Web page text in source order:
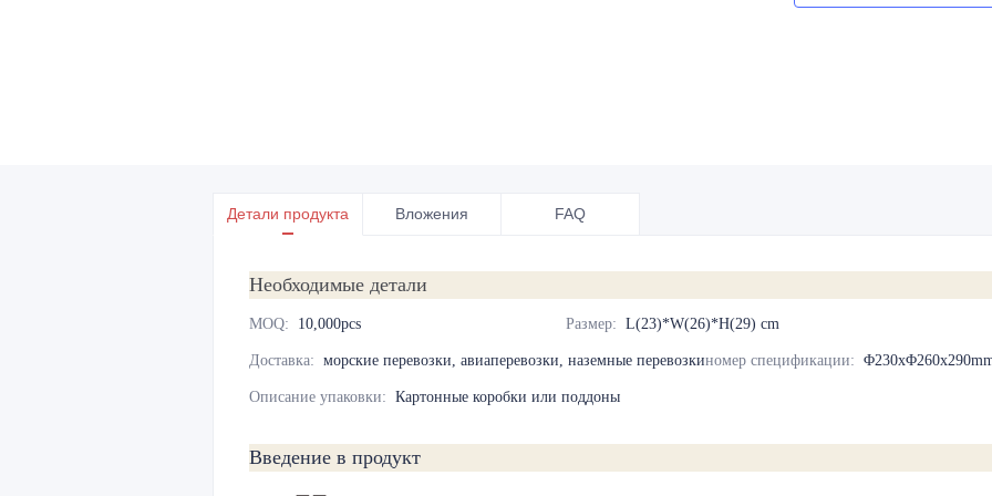
Детали продукта Вложения FAQ
Необходимые детали
MOQ: 10,000pcs Размер: L(23)*W(26)*H(29) cm
Доставка: морские перевозки, авиаперевозки, наземные перевозкиномер спецификации:
Описание упаковки: Картонные коробки или поддоны
Введение в продукт